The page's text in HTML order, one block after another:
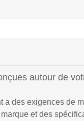
autour de
a des exigences de
et des